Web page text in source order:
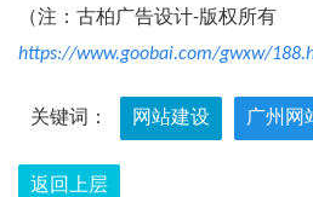
（注：古柏广告设计-版权所有
https://www.goobai.com/gwxw/
关键词： 网站建设 广州网
返回上层